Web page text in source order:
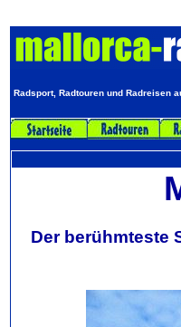
Radsport, Radtouren und Radreisen
Der berühmteste